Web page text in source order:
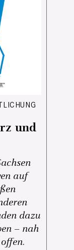
und
auf
dazu
– nah